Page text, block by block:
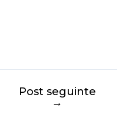
Post seguinte
→